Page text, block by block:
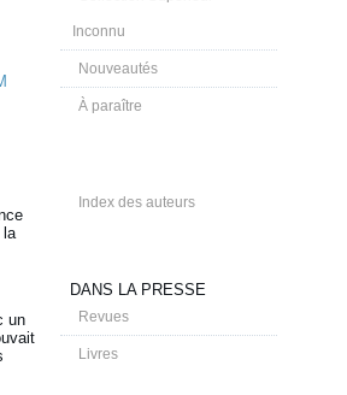
la
un
Inconnu
Nouveautés
À paraître
Index des auteurs
DANS LA PRESSE
Revues
Livres